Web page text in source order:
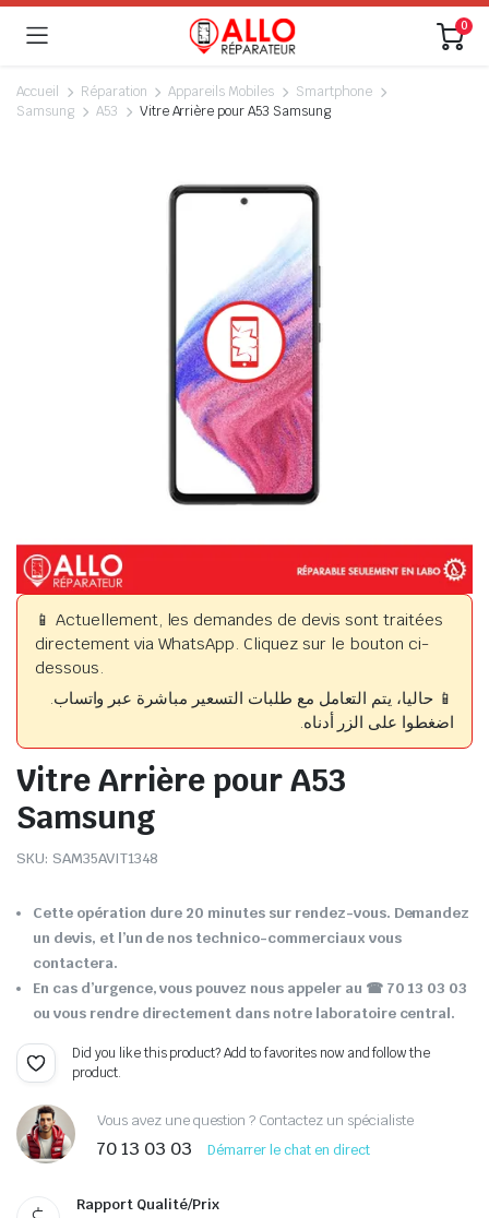
0
Accueil Réparation Appareils Mobiles
Smartphone
Samsung
A53 Vitre Arrière pour A53 Samsung
📱 Actuellement, les demandes de devis sont traitées
directement via WhatsApp. Cliquez sur le bouton ci-
dessous.
📱 حاليا، يتم التعامل مع طلبات التسعير مباشرة عبر واتساب.
اضغطوا على الزر أدناه.
Vitre Arrière pour A53
Samsung
SKU: SAM35AVIT1348
Cette opération dure 20 minutes sur rendez-vous. Demandez
un devis, et l’un de nos technico-commerciaux vous
contactera.
En cas d’urgence, vous pouvez nous appeler au ☎ 70 13 03 03
ou vous rendre directement dans notre laboratoire central.
Did you like this product? Add to favorites now and follow the
product.
Vous avez une question ? Contactez un spécialiste
70 13 03 03 Démarrer le chat en direct
Rapport Qualité/Prix